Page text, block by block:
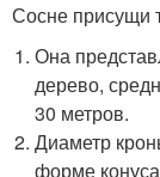
Сосне присущи
Она
дерево,
30 метров.
Диаметр
форме